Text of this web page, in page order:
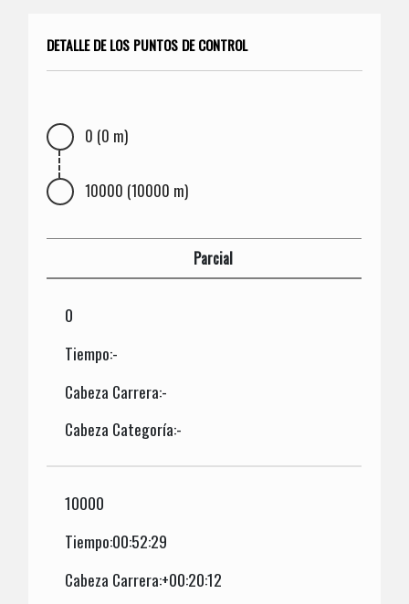
DETALLE DE LOS PUNTOS DE CONTROL
0 (0 m)
10000 (10000 m)
Parcial
0
Tiempo:-
Cabeza Carrera:-
Cabeza Categoría:-
10000
Tiempo:00:52:29
Cabeza Carrera:+00:20:12